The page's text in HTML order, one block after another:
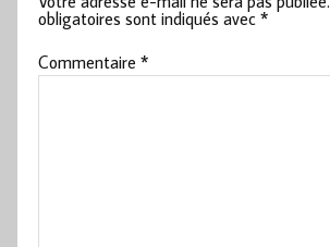
obligatoires sont indiqués avec*
Commentaire*